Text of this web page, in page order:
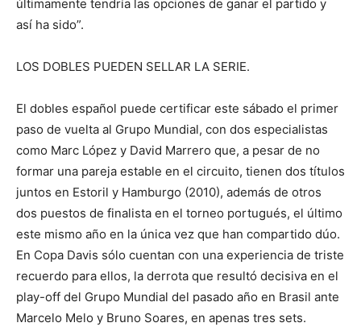
últimamente tendría las opciones de ganar el partido y
así ha sido”.
LOS DOBLES PUEDEN SELLAR LA SERIE.
El dobles español puede certificar este sábado el primer
paso de vuelta al Grupo Mundial, con dos especialistas
como Marc López y David Marrero que, a pesar de no
formar una pareja estable en el circuito, tienen dos títulos
juntos en Estoril y Hamburgo (2010), además de otros
dos puestos de finalista en el torneo portugués, el último
este mismo año en la única vez que han compartido dúo.
En Copa Davis sólo cuentan con una experiencia de triste
recuerdo para ellos, la derrota que resultó decisiva en el
play-off del Grupo Mundial del pasado año en Brasil ante
Marcelo Melo y Bruno Soares, en apenas tres sets.